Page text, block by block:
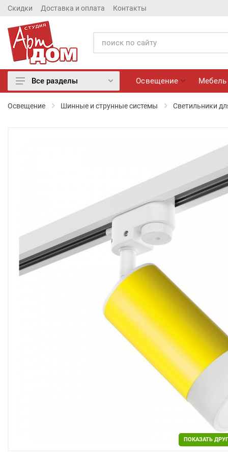
Скидки Доставка и оплата Контакты
Двери
Отделочные материалы
Для дачи и дома
Охранные системы
Все разделы Освещение Мебель
Освещение Шинные и струнные системы Светильники
ПОКАЗАТЬ